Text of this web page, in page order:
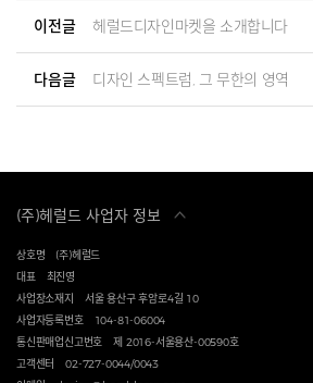
이전글 헤럴드디자인마켓을 소개합니다
다음글 디자인 스펙트럼, 그 무한의 영역
(주)헤럴드 사업자 정보
상호명
(주)헤럴드
대표
최진영
사업장소재지
서울 용산구 후암로4길 10
사업자등록번호
104-81-06004
통신판매업신고번호
제 2016-서울용산-00590호
고객센터
02-727-0044/0043